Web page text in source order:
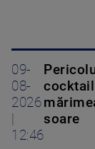
09-
08-
2026
12:46
soare